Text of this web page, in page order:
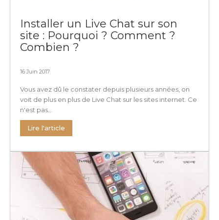
Installer un Live Chat sur son
site : Pourquoi ? Comment ?
Combien ?
16 Juin 2017
Vous avez dû le constater depuis plusieurs années, on
voit de plus en plus de Live Chat sur les sites internet. Ce
n'est pas...
Lire l'article